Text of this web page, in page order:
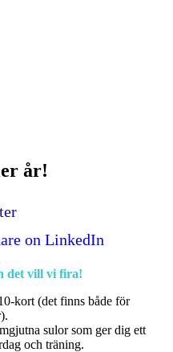
år!
det vill vi fira!
kort (det finns både för
sulor som ger dig ett
och träning.